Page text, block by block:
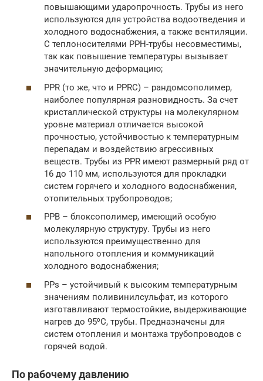
повышающими ударопрочность. Трубы из него
используются для устройства водоотведения и
холодного водоснабжения, а также вентиляции.
С теплоносителями РРН-трубы несовместимы,
так как повышение температуры вызывает
значительную деформацию;
PPR (то же, что и PPRC) – рандомсополимер,
наиболее популярная разновидность. За счет
кристаллической структуры на молекулярном
уровне материал отличается высокой
прочностью, устойчивостью к температурным
перепадам и воздействию агрессивных
веществ. Трубы из PPR имеют размерный ряд от
16 до 110 мм, используются для прокладки
систем горячего и холодного водоснабжения,
отопительных трубопроводов;
PPB – блоксополимер, имеющий особую
молекулярную структуру. Трубы из него
используются преимущественно для
напольного отопления и коммуникаций
холодного водоснабжения;
PPs – устойчивый к высоким температурным
значениям поливинилсульфат, из которого
изготавливают термостойкие, выдерживающие
нагрев до 95⁰С, трубы. Предназначены для
систем отопления и монтажа трубопроводов с
горячей водой.
По рабочему давлению